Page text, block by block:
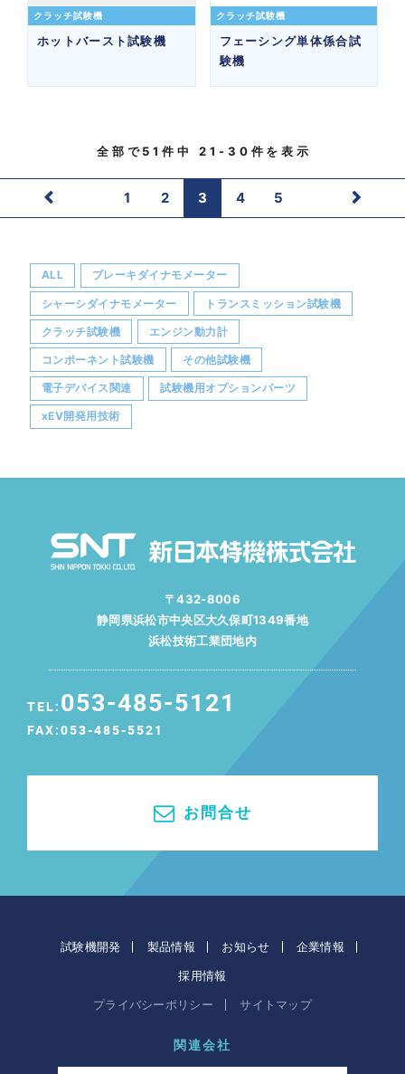
クラッチ試験機
ホットバースト試験機
クラッチ試験機
フェーシング単体係合試
験機
全部で51件中 21-30 件を表示
1 2 3 4 5
ALL ブレーキダイナモメーター
シャーシダイナモメーター トランスミッション試験機
クラッチ試験機 エンジン動力計
コンポーネント試験機 その他試験機
電子デバイス関連 試験機用オプションパーツ
xEV開発用技術
〒432-8006
静岡県浜松市中央区大久保町1349番地
浜松技術工業団地内
TEL: 053-485-5121
FAX:053-485-5521
お問合せ
試験機開発 製品情報 お知らせ
企業情報
採用情報
プライバシーポリシー
サイトマップ
関連会社